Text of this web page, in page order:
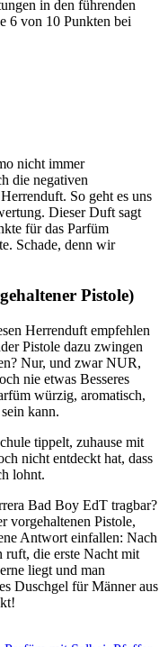
in den führenden
6 von 10 Punkten bei
nicht immer
die negativen
So geht es uns
Dieser Duft sagt
für das Parfüm
Schade, denn wir
Pistole)
Herrenduft empfehlen
Pistole dazu zwingen
Nur, und zwar NUR,
nie etwas Besseres
würzig, aromatisch,
kann.
tippelt, zuhause mit
nicht entdeckt hat, dass
lohnt.
Bad Boy EdT tragbar?
vorgehaltenen Pistole,
Antwort einfallen: Nach
ruft, die erste Nacht mit
liegt und man
Duschgel für Männer aus